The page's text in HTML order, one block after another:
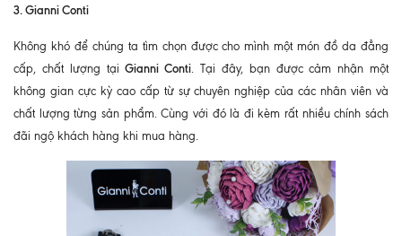
3. Gianni Conti
Không khó để chúng ta tìm chọn được cho mình một món đồ da đẳng
cấp, chất lượng tạiGianni Conti. Tại đây, bạn được cảm nhận một
không gian cực kỳ cao cấp từ sự chuyên nghiệp của các nhân viên và
chất lượng từng sản phẩm. Cùng với đó là đi kèm rất nhiều chính sách
đãi ngộ khách hàng khi mua hàng.